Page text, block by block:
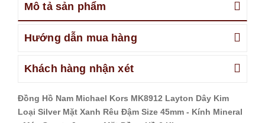
Mô tả sản phẩm
Hướng dẫn mua hàng
Khách hàng nhận xét
Đồng Hồ Nam Michael Kors MK8912 Layton Dây Kim
Loại Silver Mặt Xanh Rêu Đậm Size 45mm - Kính Mineral